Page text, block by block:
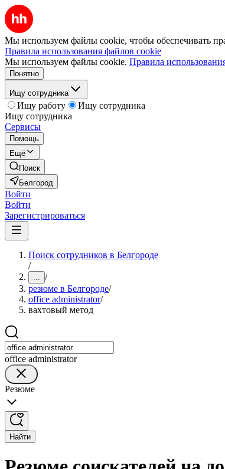
Мы используем файлы cookie, чтобы обеспечивать
Правила использования файлов cookie
Мы используем файлы cookie. Правила
Понятно
Ищу сотрудника
Ищу работу
Ищу сотрудника
Ищу сотрудника
Сервисы
Помощь
Ещё
Поиск
Белгород
Войти
Войти
Зарегистрироваться
Поиск сотрудников в Белгороде
/
... /
резюме в Белгороде/
office administrator/
вахтовый метод
office administrator
Резюме
Найти